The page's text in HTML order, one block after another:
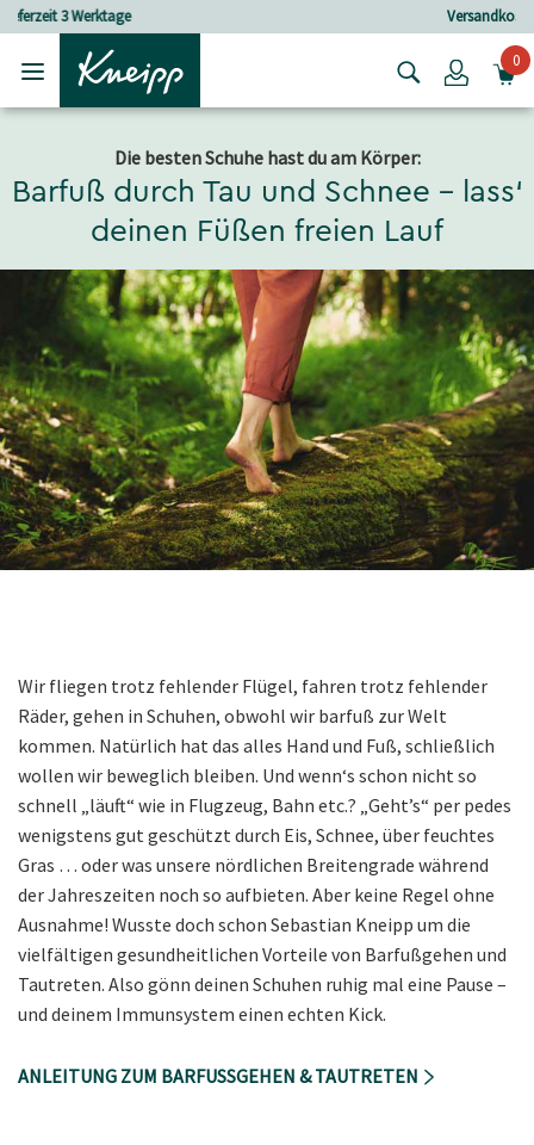
Skip to main content
Skip to footer content
Login0
Die besten Schuhe hast du am Körper:
Barfuß durch Tau und Schnee – lass‘
deinen Füßen freien Lauf
Wir fliegen trotz fehlender Flügel, fahren trotz fehlender
Räder, gehen in Schuhen, obwohl wir barfuß zur Welt
kommen. Natürlich hat das alles Hand und Fuß, schließlich
wollen wir beweglich bleiben. Und wenn‘s schon nicht so
schnell „läuft“ wie in Flugzeug, Bahn etc.? „Geht’s“ per pedes
wenigstens gut geschützt durch Eis, Schnee, über feuchtes
Gras … oder was unsere nördlichen Breitengrade während
der Jahreszeiten noch so aufbieten. Aber keine Regel ohne
Ausnahme! Wusste doch schon Sebastian Kneipp um die
vielfältigen gesundheitlichen Vorteile von Barfußgehen und
Tautreten. Also gönn deinen Schuhen ruhig mal eine Pause –
und deinem Immunsystem einen echten Kick.
ANLEITUNG ZUM BARFUSSGEHEN & TAUTRETEN